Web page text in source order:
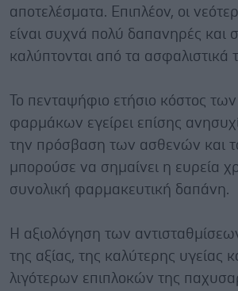
αποτελέσματα. Επιπλέον, οι
είναι συχνά πολύ δαπανηρές και
καλύπτονται από τα ασφαλιστικά
Το πενταψήφιο ετήσιο κόστος
φαρμάκων εγείρει επίσης
την πρόσβαση των ασθενών και
μπορούσε να σημαίνει η ευρεία
συνολική φαρμακευτική δαπάνη.
Η αξιολόγηση των
της αξίας, της καλύτερης υγείας
λιγότερων επιπλοκών της